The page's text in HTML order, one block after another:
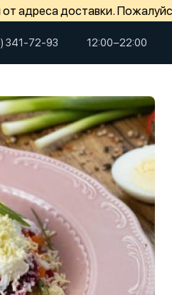
адреса доставки.
341-72-93 12:00−22:00